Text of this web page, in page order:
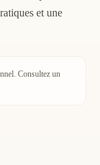
et une
Consultez un